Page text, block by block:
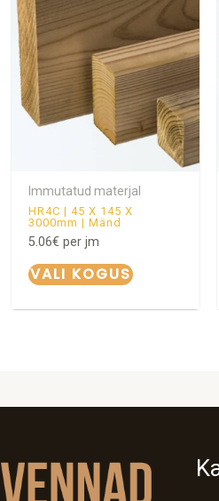
Immutatud materjal
HR4C | 45 X 145 X
3000mm | Mänd
5.06€ per jm
VALI KOGUS